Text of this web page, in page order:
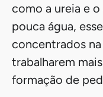
como a ureia e
pouca água,
concentrados
trabalharem
formação de